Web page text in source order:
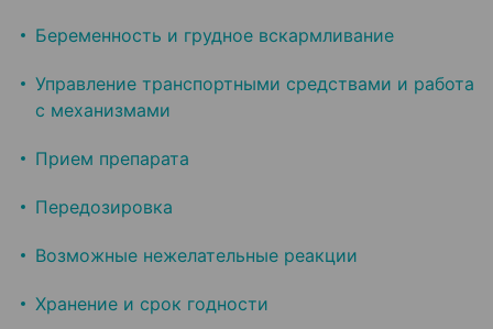
Беременность и грудное вскармливание
Управление транспортными средствами и работа
с механизмами
Прием препарата
Передозировка
Возможные нежелательные реакции
Хранение и срок годности